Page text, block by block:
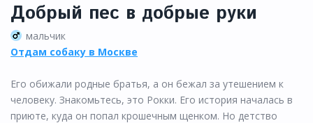
Добрый пес в добрые руки
мальчик
Отдам собаку в Москве
Его обижали родные братья, а он бежал за утешением к
человеку. Знакомьтесь, это Рокки. Его история началась в
приюте, куда он попал крошечным щенком. Но детство